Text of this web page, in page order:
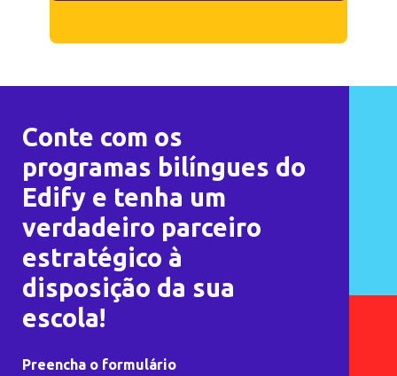
Conte com os
programas bilíngues do
Edify e tenha um
verdadeiro parceiro
estratégico à
disposição da sua
escola!
Preencha o formulário